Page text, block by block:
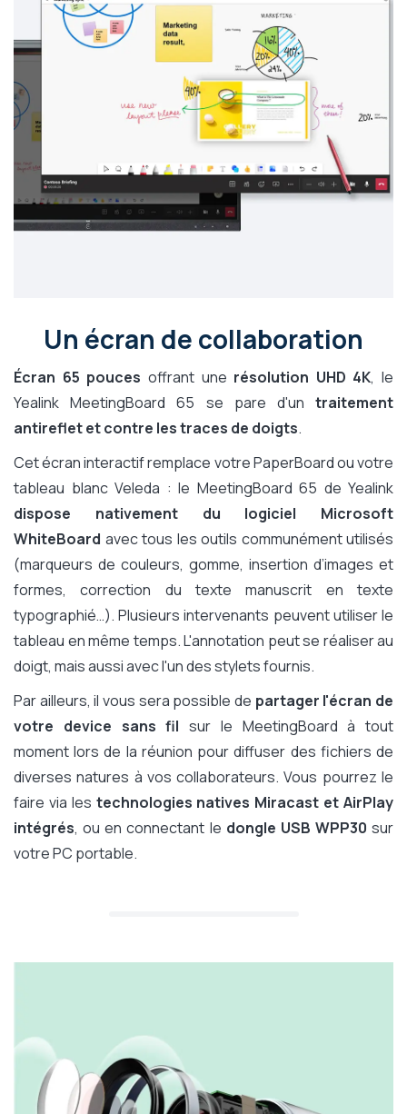
Un écran de collaboration
Écran 65 pouces offrant une résolution UHD 4K, le
Yealink MeetingBoard 65 se pare d'un traitement
antireflet et contre les traces de doigts.
Cet écran interactif remplace votre PaperBoard ou votre
tableau blanc Veleda : le MeetingBoard 65 de Yealink
dispose nativement du logiciel Microsoft
WhiteBoard avec tous les outils communément utilisés
(marqueurs de couleurs, gomme, insertion d’images et
formes, correction du texte manuscrit en texte
typographié…). Plusieurs intervenants peuvent utiliser le
tableau en même temps. L'annotation peut se réaliser au
doigt, mais aussi avec l'un des stylets fournis.
Par ailleurs, il vous sera possible de partager l'écran de
votre device sans fil sur le MeetingBoard à tout
moment lors de la réunion pour diffuser des fichiers de
diverses natures à vos collaborateurs. Vous pourrez le
faire via les technologies natives Miracast et AirPlay
intégrés, ou en connectant le dongle USB WPP30 sur
votre PC portable.